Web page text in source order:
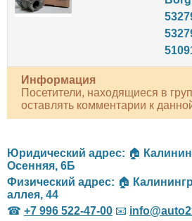
Информация
Посетители, находящиеся в
оставлять комментарии к
Юридический адрес: 🏠
Осенняя, 6Б
Физический адрес: 🏠
аллея, 44
☎ +7 996 522-47-00 📧